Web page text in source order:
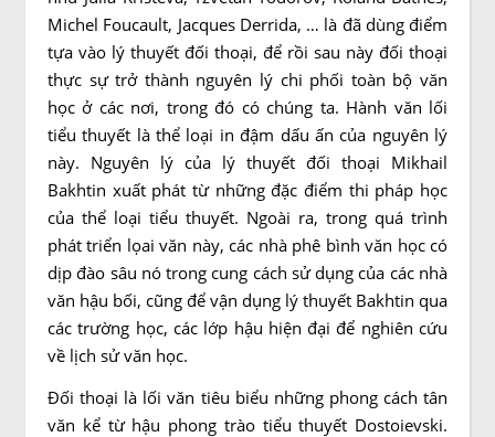
Michel Foucault, Jacques Derrida, … là đã dùng điểm
tựa vào lý thuyết đối thoại, để rồi sau này đối thoại
thực sự trở thành nguyên lý chi phối toàn bộ văn
học ở các nơi, trong đó có chúng ta. Hành văn lối
tiểu thuyết là thể loại in đậm dấu ấn của nguyên lý
này. Nguyên lý của lý thuyết đối thoại Mikhail
Bakhtin xuất phát từ những đặc điểm thi pháp học
của thể loại tiểu thuyết. Ngoài ra, trong quá trình
phát triển lọai văn này, các nhà phê bình văn học có
dịp đào sâu nó trong cung cách sử dụng của các nhà
văn hậu bối, cũng để vận dụng lý thuyết Bakhtin qua
các trường học, các lớp hậu hiện đại để nghiên cứu
về lịch sử văn học.
Đối thoại là lối văn tiêu biểu những phong cách tân
văn kể từ hậu phong trào tiểu thuyết Dostoievski.